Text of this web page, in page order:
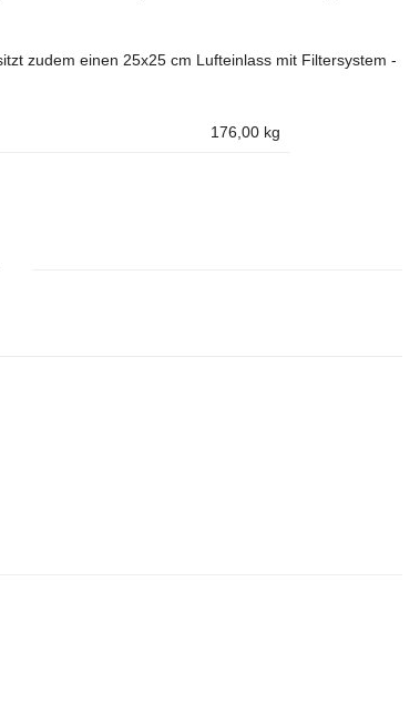
zudem einen 25x25 cm Lufteinlass mit Filtersystem -
176,00 kg